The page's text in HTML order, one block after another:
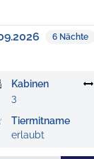
6 Nächte
Kabinen
3
Tiermitname
erlaubt